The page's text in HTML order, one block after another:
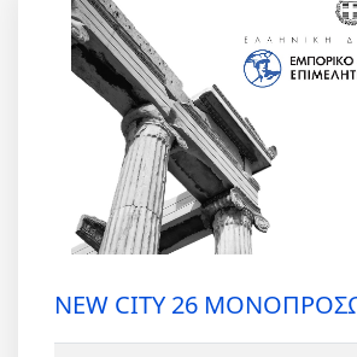
NEW CITY 26